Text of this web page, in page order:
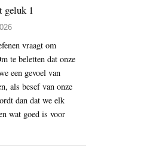
geluk 1
vraagt om
te beletten dat onze
een gevoel van
als besef van onze
dan dat we elk
wat goed is voor